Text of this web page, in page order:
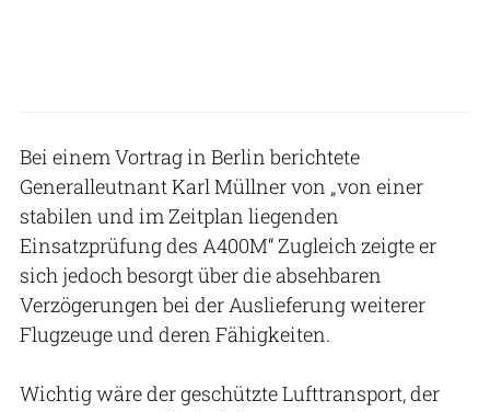
Bei einem Vortrag in Berlin berichtete
Generalleutnant Karl Müllner von „von einer
stabilen und im Zeitplan liegenden
Einsatzprüfung des A400M“ Zugleich zeigte er
sich jedoch besorgt über die absehbaren
Verzögerungen bei der Auslieferung weiterer
Flugzeuge und deren Fähigkeiten.
Wichtig wäre der geschützte Lufttransport, der